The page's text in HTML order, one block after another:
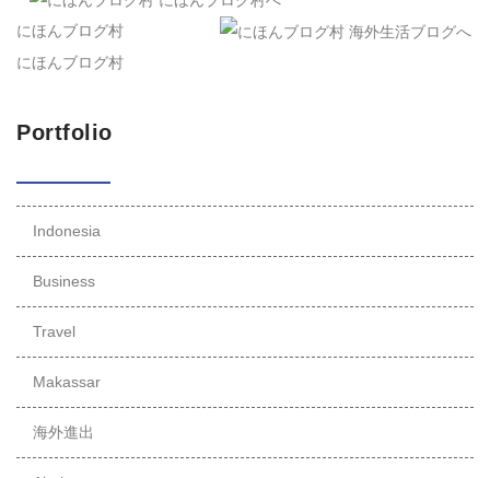
にほんブログ村
にほんブログ村
Portfolio
Indonesia
Business
Travel
Makassar
海外進出